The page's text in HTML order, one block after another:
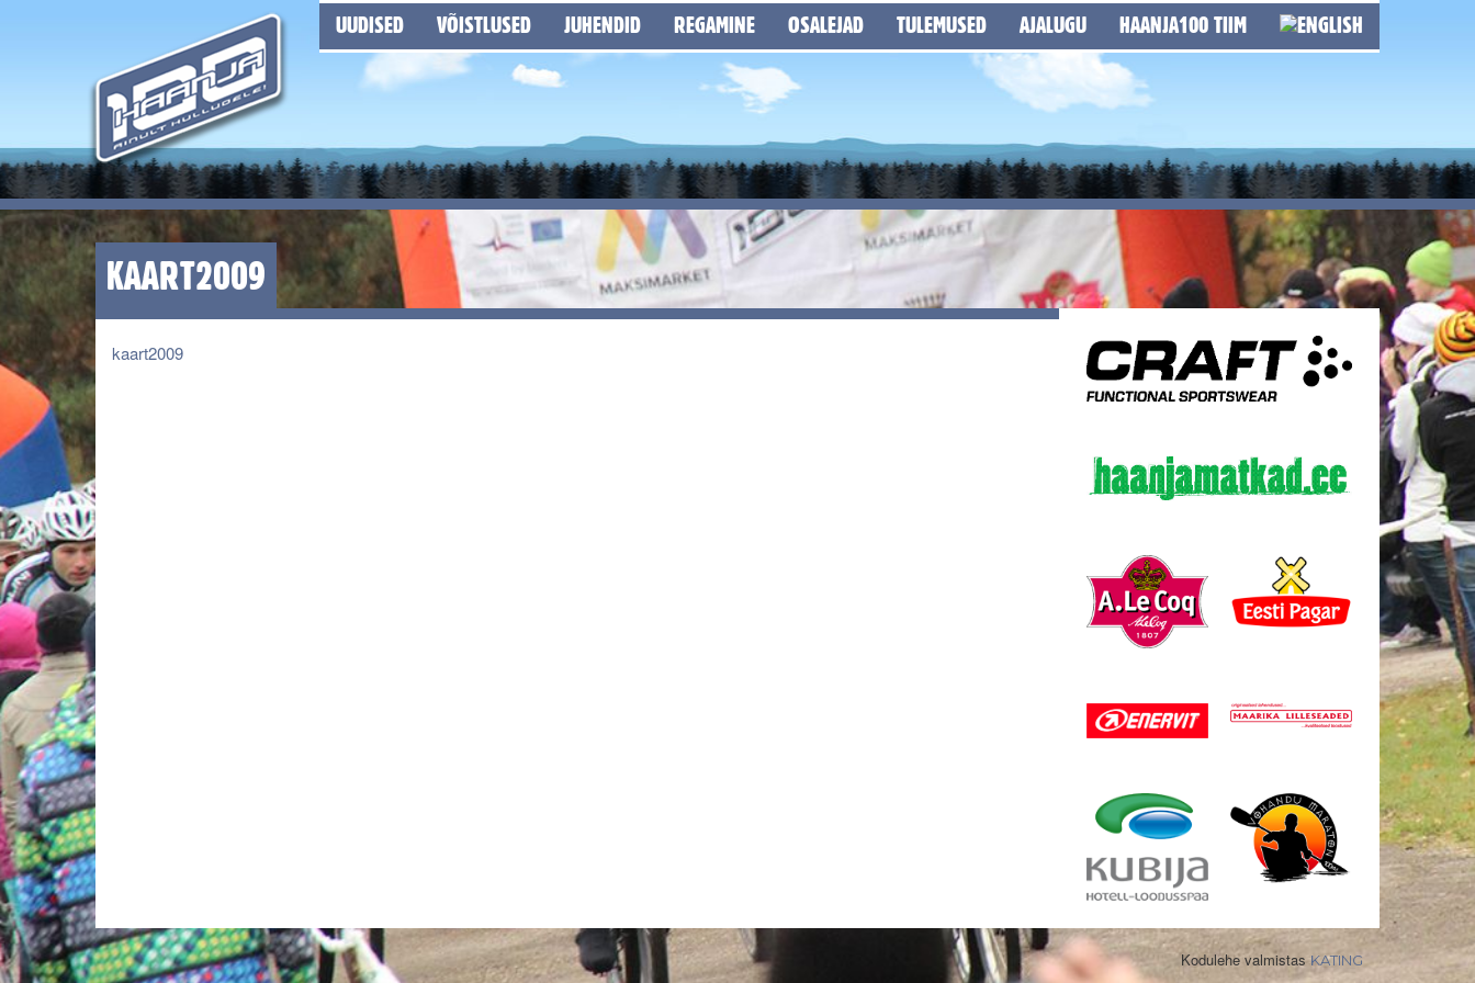
UUDISED VÕISTLUSED JUHENDID REGAMINE OSALEJAD TULEMUSED AJALUGU HAANJA100 TIIM
KAART2009
kaart2009
Kodulehe valmistasKATING